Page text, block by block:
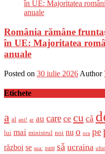
România rămâne
în UE: Majoritatea
anuale
Posted on 30 iulie 2026 Author
Etichete
a al ani! ar au care ce cu că
lui mai ministrul noi nu o ora pe
război se sua: sunt să ucraina